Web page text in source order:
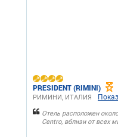
PRESIDENT (RIMINI)
РИМИНИ, ИТАЛИЯ
Отель расположен
Centro, вблизи от всех